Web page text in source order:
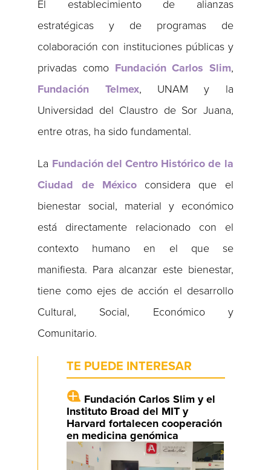
El establecimiento de alianzas
estratégicas y de programas de
colaboración con instituciones públicas y
privadas como Fundación Carlos Slim,
Fundación Telmex, UNAM y la
Universidad del Claustro de Sor Juana,
entre otras, ha sido fundamental.
La Fundación del Centro Histórico de la
Ciudad de Méxicoconsidera que el
bienestar social, material y económico
está directamente relacionado con el
contexto humano en el que se
manifiesta. Para alcanzar este bienestar,
tiene como ejes de acción el desarrollo
Cultural, Social, Económico y
Comunitario.
TE PUEDE INTERESAR
Fundación Carlos Slim y el
Instituto Broad del MIT y
Harvard fortalecen cooperación
en medicina genómica